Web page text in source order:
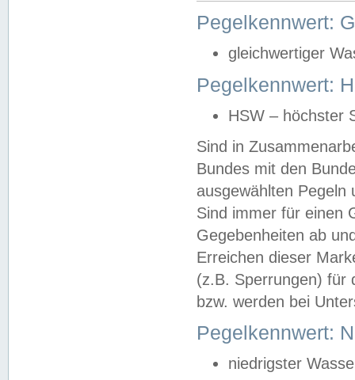
Pegelkennwert:
gleichwertiger
Pegelkennwert:
HSW – höchster
Sind in
Bundes mit den
ausgewählten
Sind immer für einen
Gegebenheiten ab
Erreichen dieser
(z.B. Sperrungen) für
bzw. werden bei
Pegelkennwert:
niedrigster